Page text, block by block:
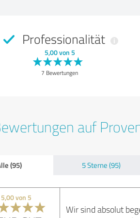
Professionalität
5,00 von 5
7 Bewertungen
auf
(95) 5 Sterne (95)
5,00 von 5
​Wir sind absolut